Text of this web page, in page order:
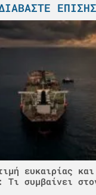
ΕΠΊΣΗΣ
ευκαιρίας
Τι συμβαίνει